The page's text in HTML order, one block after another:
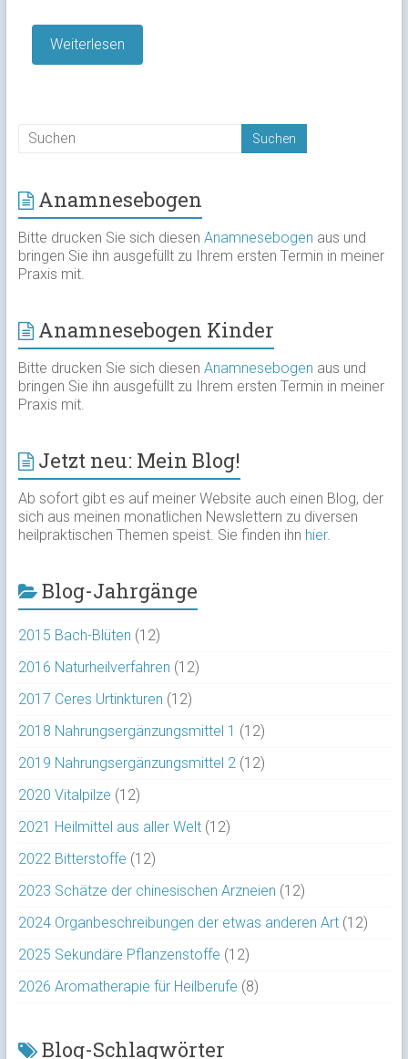
Weiterlesen
Anamnesebogen
Bitte drucken Sie sich diesen Anamnesebogen aus und
bringen Sie ihn ausgefüllt zu Ihrem ersten Termin in meiner
Praxis mit.
Anamnesebogen Kinder
Bitte drucken Sie sich diesen Anamnesebogen aus und
bringen Sie ihn ausgefüllt zu Ihrem ersten Termin in meiner
Praxis mit.
Jetzt neu: Mein Blog!
Ab sofort gibt es auf meiner Website auch einen Blog, der
sich aus meinen monatlichen Newslettern zu diversen
heilpraktischen Themen speist. Sie finden ihn hier.
Blog-Jahrgänge
2015 Bach-Blüten (12)
2016 Naturheilverfahren (12)
2017 Ceres Urtinkturen (12)
2018 Nahrungsergänzungsmittel 1 (12)
2019 Nahrungsergänzungsmittel 2 (12)
2020 Vitalpilze (12)
2021 Heilmittel aus aller Welt(12)
2022 Bitterstoffe (12)
2023 Schätze der chinesischen Arzneien (12)
2024 Organbeschreibungen der etwas anderen Art(12)
2025 Sekundäre Pflanzenstoffe (12)
2026 Aromatherapie für Heilberufe (8)
Blog-Schlagwörter